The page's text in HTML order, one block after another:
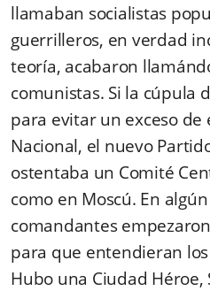
llamaban socialistas
guerrilleros, en verdad
teoría, acabaron
comunistas. Si la cúpula
para evitar un exceso de
Nacional, el nuevo
ostentaba un Comité
como en Moscú. En
comandantes
para que entendieran
Hubo una Ciudad Héroe,